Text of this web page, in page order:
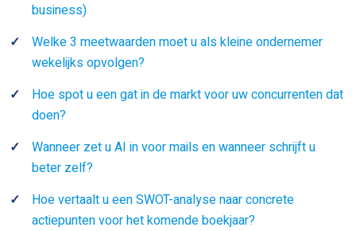
business)
Welke 3 meetwaarden moet u als kleine ondernemer
wekelijks opvolgen?
Hoe spot u een gat in de markt voor uw concurrenten dat
doen?
Wanneer zet u AI in voor mails en wanneer schrijft u
beter zelf?
Hoe vertaalt u een SWOT-analyse naar concrete
actiepunten voor het komende boekjaar?